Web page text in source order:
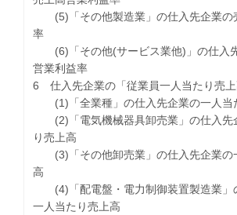
(5)「その他製造業」の仕入先企業の
率
(6)「その他(サービス業他)」の仕入
営業利益率
6 仕入先企業の「従業員一人当たり売上
(1)「全業種」の仕入先企業の一人当
(2)「電気機械器具卸売業」の仕入先
り売上高
(3)「その他卸売業」の仕入先企業の
高
(4)「配電盤・電力制御装置製造業」
一人当たり売上高